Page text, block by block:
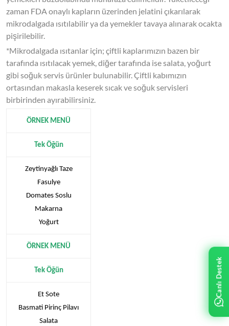
zaman FDA onaylı kapların üzerinden jelatini çıkarılarak
mikrodalgada ısıtılabilir ya da yemekler tavaya alınarak ocakta
pişirilebilir.
*Mikrodalgada ısıtanlar için; çiftli kaplarımızın bazen bir
tarafında ısıtılacak yemek, diğer tarafında ise salata, yoğurt
gibi soğuk servis ürünler bulunabilir. Çiftli kabımızın
ortasından makasla keserek sıcak ve soğuk servisleri
birbirinden ayırabilirsiniz.
ÖRNEK MENÜ
Tek Öğün
Zeytinyağlı Taze
Fasulye
Domates Soslu
Makarna
Yoğurt
ÖRNEK MENÜ
Tek Öğün
Et Sote
Basmati Pirinç Pilavı
Salata
Canlı Destek